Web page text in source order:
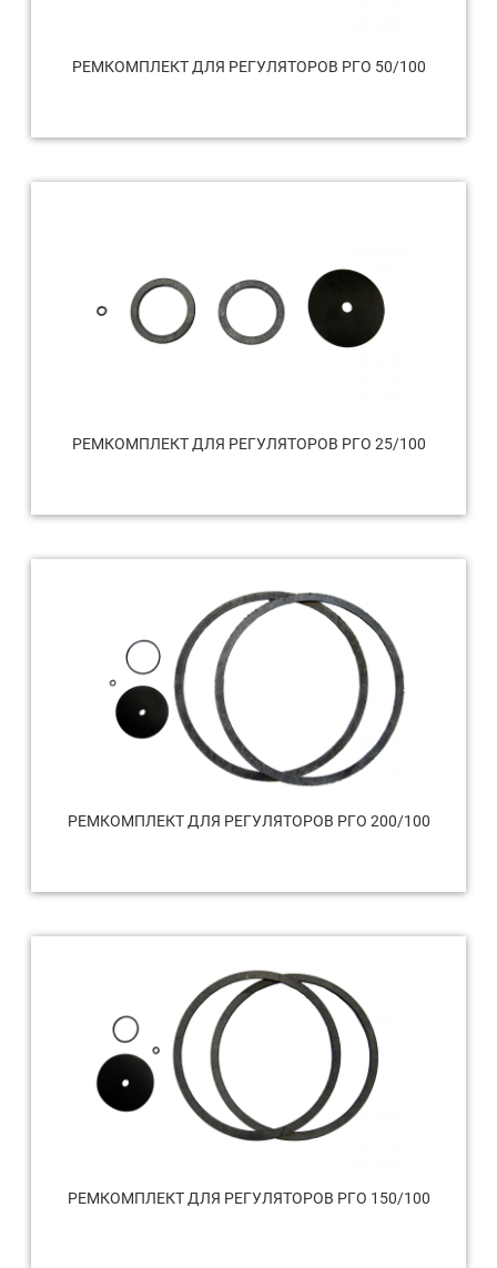
РЕМКОМПЛЕКТ ДЛЯ РЕГУЛЯТОРОВ РГО 50/100
РЕМКОМПЛЕКТ ДЛЯ РЕГУЛЯТОРОВ РГО 25/100
РЕМКОМПЛЕКТ ДЛЯ РЕГУЛЯТОРОВ РГО 200/100
РЕМКОМПЛЕКТ ДЛЯ РЕГУЛЯТОРОВ РГО 150/100